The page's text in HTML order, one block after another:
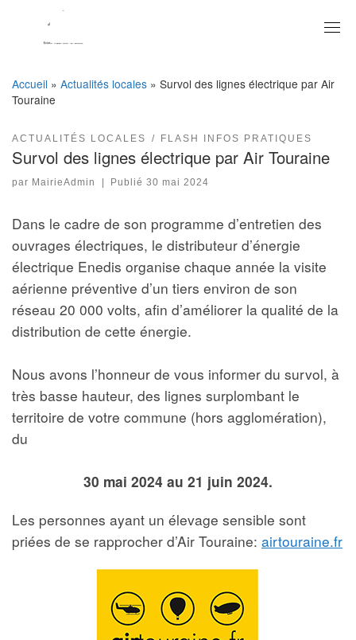
Accueil » Actualités locales » Survol des lignes électrique par Air
Touraine
ACTUALITÉS LOCALES FLASH INFOS PRATIQUES
Survol des lignes électrique par Air Touraine
par MairieAdmin | Publié30 mai 2024
Dans le cadre de son programme d’entretien des
ouvrages électriques, le distributeur d’énergie
électrique Enedis organise chaque année la visite
aérienne préventive d’un tiers environ de son
réseau 20 000 volts, afin d’améliorer la qualité de la
distribution de cette énergie.
Nous avons l’honneur de vous informer du survol, à
très basse hauteur, des lignes surplombant le
territoire de votre commune (hors agglomération),
du
30 mai 2024 au 21 juin 2024.
Les personnes ayant un élevage sensible sont
priées de se rapprocher d’Air Touraine: airtouraine.fr